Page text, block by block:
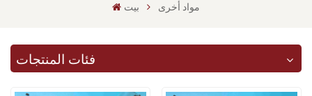
بيت مواد أخرى
فئات المنتجات